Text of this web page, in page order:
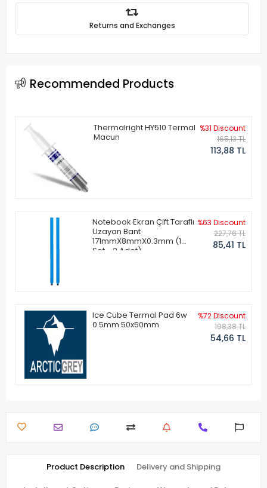
Returns and Exchanges
Recommended Products
Thermalright HY510 Termal
Macun
%31 Discount
165,13 TL
113,88 TL
Notebook Ekran Çift Taraflı
Uzayan Bant
171mmX8mmX0.3mm (1
Set - 2 Adet)
%63 Discount
227,76 TL
85,41 TL
Ice Cube Termal Pad 6w
0.5mm 50x50mm
%72 Discount
198,38 TL
54,66 TL
Product Description Delivery and Shipping